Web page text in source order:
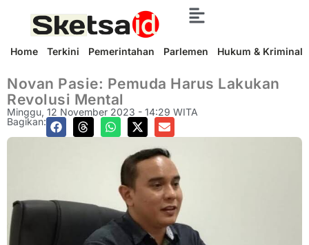
Home Terkini Pemerintahan Parlemen Hukum & Kriminal
Novan Pasie: Pemuda Harus Lakukan
Revolusi Mental
Minggu, 12 November 2023 - 14:29 WITA
Bagikan: